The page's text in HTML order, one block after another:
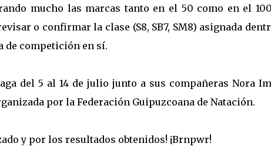
mucho las marcas tanto en el 50 como en el
o confirmar la clase (S8, SB7, SM8) asignada
de competición en sí.
del 5 al 14 de julio junto a sus compañeras Nora
por la Federación Guipuzcoana de Natación.
y por los resultados obtenidos! ¡Brnpwr!